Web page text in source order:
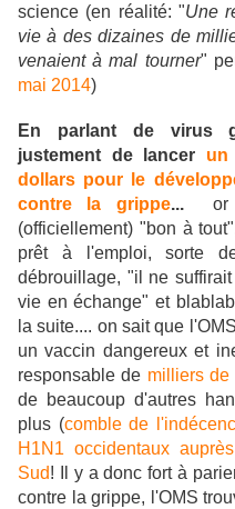
science (en réalité: "Une
vie à des dizaines de
venaient à mal tourner"
mai 2014)
En parlant de virus
justement de lancer un
dollars pour le
contre la grippe...
or
(officiellement) "bon à
prêt à l'emploi, sorte
débrouillage, "il ne
vie en échange" et
la suite.... on sait que
un vaccin dangereux et
responsable de milliers
de beaucoup d'autres
plus (comble de
H1N1 occidentaux
Sud! Il y a donc fort à
contre la grippe, l'OMS